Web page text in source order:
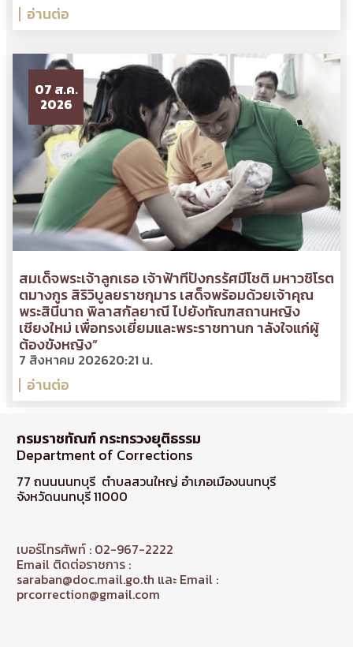
อ่านต่อ
07 ส.ค.
2026
สมเด็จพระเจ้าลูกเธอ เจ้าฟ้าทีปังกรรัศมีโชติ มหาวชิโรต
ตมางกูร สิริวิบูลยราชกุมาร เสด็จพร้อมด้วยเจ้าคุณ
พระสินีนาถ พิลาสกัลยาณี ไปยังทัณฑสถานหญิง
เชียงใหม่ เพื่อทรงเยี่ยมและพระราชทานก าลังใจแก่ผู้
ต้องขังหญิง”
7 สิงหาคม 202620:21 น.
อ่านต่อ
กรมราชทัณฑ์ กระทรวงยุติธรรม
Department of Corrections
77 ถนนนนทบุรี ตำบลสวนใหญ่ อำเภอเมืองนนทบุรี
จังหวัดนนทบุรี 11000
เบอร์โทรศัพท์ : 02-967-2222
Email ติดต่อราชการ :
saraban@doc.mail.go.th และ Email :
prcorrection@gmail.com